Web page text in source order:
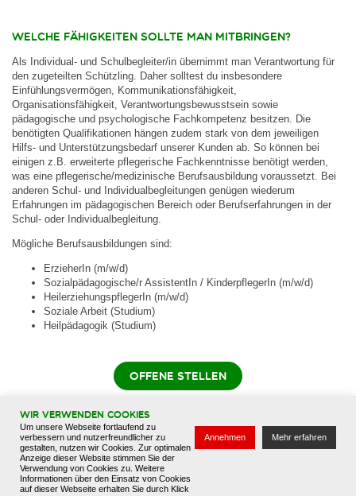
Welche Fähigkeiten sollte man mitbringen?
Als Individual- und Schulbegleiter/in übernimmt man Verantwortung für
den zugeteilten Schützling. Daher solltest du insbesondere
Einfühlungsvermögen, Kommunikationsfähigkeit,
Organisationsfähigkeit, Verantwortungsbewusstsein sowie
pädagogische und psychologische Fachkompetenz besitzen. Die
benötigten Qualifikationen hängen zudem stark von dem jeweiligen
Hilfs- und Unterstützungsbedarf unserer Kunden ab. So können bei
einigen z.B. erweiterte pflegerische Fachkenntnisse benötigt werden,
was eine pflegerische/medizinische Berufsausbildung voraussetzt. Bei
anderen Schul- und Individualbegleitungen genügen wiederum
Erfahrungen im pädagogischen Bereich oder Berufserfahrungen in der
Schul- oder Individualbegleitung.
Mögliche Berufsausbildungen sind:
ErzieherIn (m/w/d)
Sozialpädagogische/r AssistentIn / KinderpflegerIn (m/w/d)
HeilerziehungspflegerIn (m/w/d)
Soziale Arbeit (Studium)
Heilpädagogik (Studium)
OFFENE STELLEN
KONTAKT AUFNEHMEN
Wir verwenden Cookies
Um unsere Webseite fortlaufend zu
verbessern und nutzerfreundlicher zu
gestalten, nutzen wir Cookies. Zur optimalen
Anzeige dieser Website stimmen Sie der
Verwendung von Cookies zu. Weitere
Informationen über den Einsatz von Cookies
auf dieser Webseite erhalten Sie durch Klick
Annehmen Mehr erfahren